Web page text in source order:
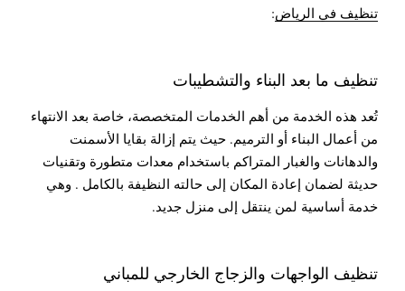
تنظيف في الرياض:
تنظيف ما بعد البناء والتشطيبات
تُعد هذه الخدمة من أهم الخدمات المتخصصة، خاصة بعد الانتهاء
من أعمال البناء أو الترميم. حيث يتم إزالة بقايا الأسمنت
والدهانات والغبار المتراكم باستخدام معدات متطورة وتقنيات
حديثة لضمان إعادة المكان إلى حالته النظيفة بالكامل . وهي
خدمة أساسية لمن ينتقل إلى منزل جديد.
تنظيف الواجهات والزجاج الخارجي للمباني